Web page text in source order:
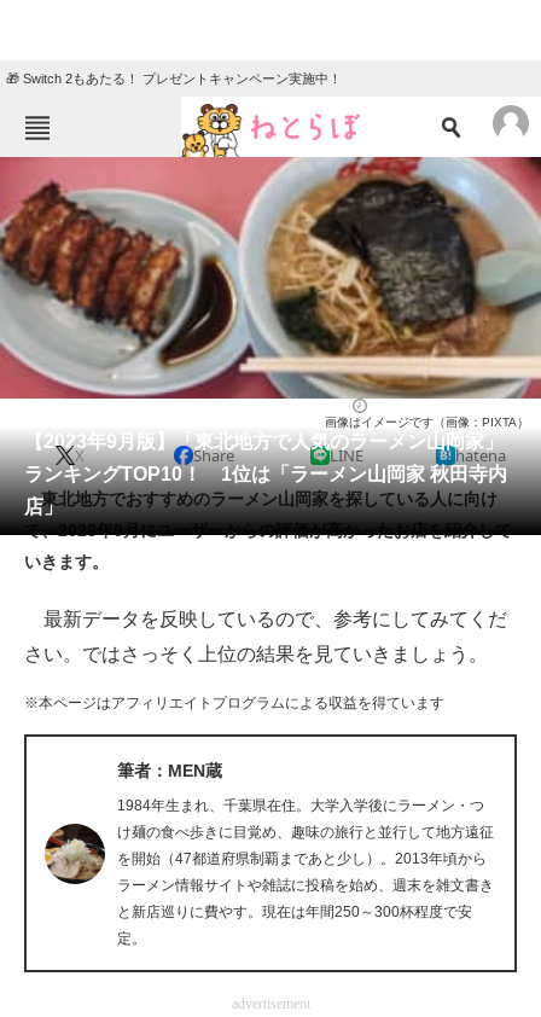
🎁 Switch 2もあたる！ プレゼントキャンペーン実施中！
TOP ニュース
エンタメ クイズ
グルメ 地域
住まい 教育・育児
リサーチ
会員記事
メディア
注目記事を集めた総合ページ
スマホと通信の最新トレンド
進化するPCとデバイスの未来
ビジネスと働き方のヒント
AI活用のいまが分かる
企業ITのトレンドを詳説
マーケ×ITの今がよく分かる
【2023年9月版】「東北地方で人気のラーメン山岡家」
ランキングTOP10！ 1位は「ラーメン山岡家 秋田寺内
店」
画像はイメージです（画像：PIXTA）
X Share LINE hatena
東北地方でおすすめのラーメン山岡家を探している人に向け
て、2023年9月にユーザーからの評価が高かったお店を紹介して
いきます。
最新データを反映しているので、参考にしてみてくだ
さい。ではさっそく上位の結果を見ていきましょう。
※本ページはアフィリエイトプログラムによる収益を得ています
筆者：MEN蔵
1984年生まれ、千葉県在住。大学入学後にラーメン・つ
け麺の食べ歩きに目覚め、趣味の旅行と並行して地方遠征
を開始（47都道府県制覇まであと少し）。2013年頃から
ラーメン情報サイトや雑誌に投稿を始め、週末を雑文書き
と新店巡りに費やす。現在は年間250～300杯程度で安
定。
advertisement